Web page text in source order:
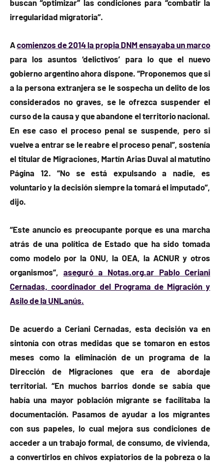
buscan “optimizar” las condiciones para “combatir la
irregularidad migratoria”.
Acomienzos de 2014 la propia DNM ensayaba un marco
para los asuntos ‘delictivos’ para lo que el nuevo
gobierno argentino ahora dispone. “Proponemos que si
a la persona extranjera se le sospecha un delito de los
considerados no graves, se le ofrezca suspender el
curso de la causa y que abandone el territorio nacional.
En ese caso el proceso penal se suspende, pero si
vuelve a entrar se le reabre el proceso penal”, sostenía
el titular de Migraciones, Martín Arias Duval al matutino
Página 12. “No se está expulsando a nadie, es
voluntario y la decisión siempre la tomará el imputado”,
dijo.
“Este anuncio es preocupante porque es una marcha
atrás de una política de Estado que ha sido tomada
como modelo por la ONU, la OEA, la ACNUR y otros
organismos”, aseguró a Notas.org.ar Pablo Ceriani
Cernadas, coordinador del Programa de Migración y
Asilo de la UNLanús.
De acuerdo a Ceriani Cernadas, esta decisión va en
sintonía con otras medidas que se tomaron en estos
meses como la eliminación de un programa de la
Dirección de Migraciones que era de abordaje
territorial. “En muchos barrios donde se sabía que
había una mayor población migrante se facilitaba la
documentación. Pasamos de ayudar a los migrantes
con sus papeles, lo cual mejora sus condiciones de
acceder a un trabajo formal, de consumo, de vivienda,
a convertirlos en chivos expiatorios de la pobreza o la